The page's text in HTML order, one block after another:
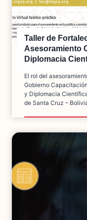
Taller de
Asesoramiento
Diplomacia
El rol del
Gobierno
y Diplomacia
de Santa Cruz –